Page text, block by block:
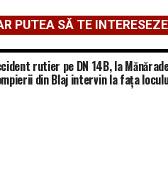
PUTEA SĂ TE
rutier pe DN 14B, la
din Blaj intervin la fața